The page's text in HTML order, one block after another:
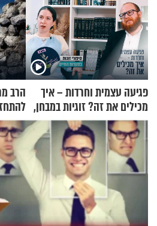
פגיעה עצמית וחרדות – איך
מכילים את זה? זוגיות במבחן,
הפעם עם יהודית ואלתר כהן
הרב